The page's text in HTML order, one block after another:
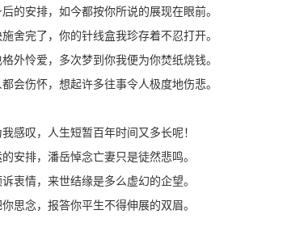
的安排，如今都按你所说的展现在眼前。
舍完了，你的针线盒我珍存着不忍打开。
外怜爱，多次梦到你我便为你焚纸烧钱。
会伤怀，想起许多往事令人极度地伤悲。
感叹，人生短暂百年时间又多长呢！
安排，潘岳悼念亡妻只是徒然悲鸣。
衷情，来世结缘是多么虚幻的企望。
思念，报答你平生不得伸展的双眉。